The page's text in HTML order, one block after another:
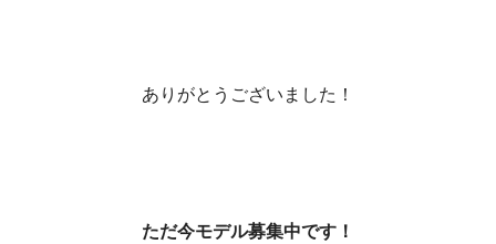
ありがとうございました！
ただ今モデル募集中です！